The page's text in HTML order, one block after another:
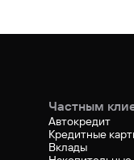
Частным
Автокредит
Кредитные
Вклады